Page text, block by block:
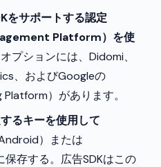
をサポートする認定
Platform）を使
プションには、Didomi、
、およびGoogleの
）があります。
るキーを使用して
）または
存する。広告SDKはこの